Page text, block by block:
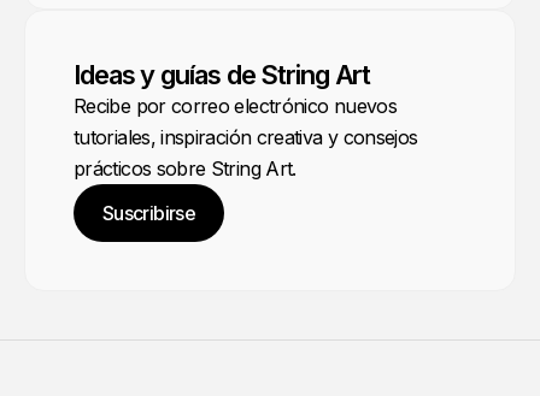
Ideas y guías de String Art
Recibe por correo electrónico nuevos
tutoriales, inspiración creativa y consejos
prácticos sobre String Art.
Suscribirse